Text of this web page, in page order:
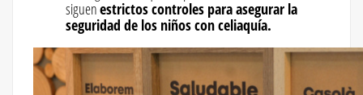
siguenestrictos controles para asegurar la
seguridad de los niños con celiaquía.